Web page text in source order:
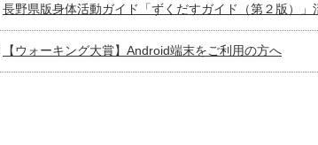
長野県版身体活動ガイド「ずくだすガイド（第２版）」
【ウォーキング大賞】Android端末をご利用の方へ